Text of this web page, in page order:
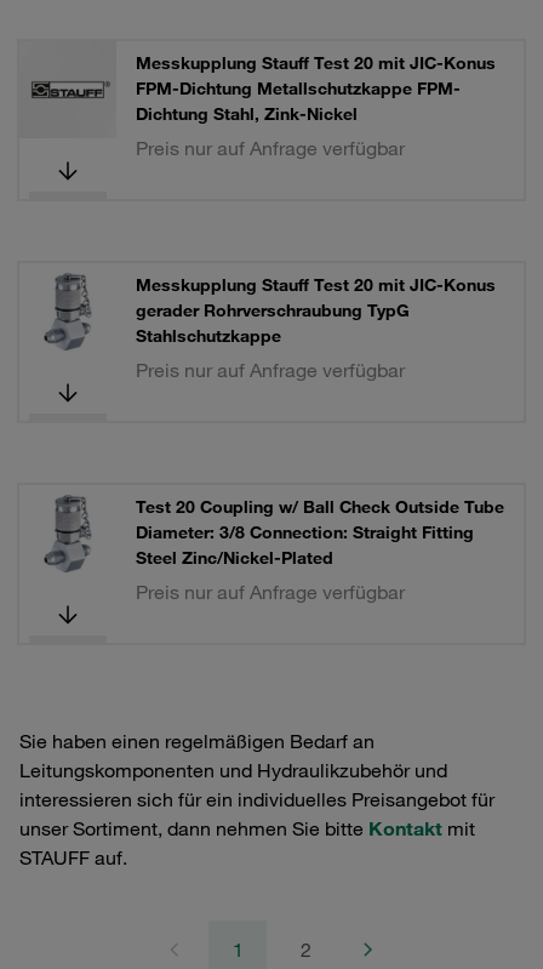
Messkupplung Stauff Test 20 mit JIC-Konus
FPM-Dichtung Metallschutzkappe FPM-
Dichtung Stahl, Zink-Nickel
Preis nur auf Anfrage verfügbar
Messkupplung Stauff Test 20 mit JIC-Konus
gerader Rohrverschraubung TypG
Stahlschutzkappe
Preis nur auf Anfrage verfügbar
Test 20 Coupling w/ Ball Check Outside Tube
Diameter: 3/8 Connection: Straight Fitting
Steel Zinc/Nickel-Plated
Preis nur auf Anfrage verfügbar
Sie haben einen regelmäßigen Bedarf an
Leitungskomponenten und Hydraulikzubehör und
interessieren sich für ein individuelles Preisangebot für
unser Sortiment, dann nehmen Sie bitte Kontakt mit
STAUFF auf.
1 2